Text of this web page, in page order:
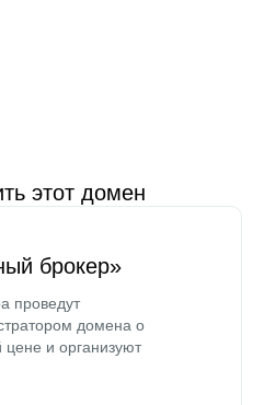
этот домен
брокер»
проведут
домена о
и организуют